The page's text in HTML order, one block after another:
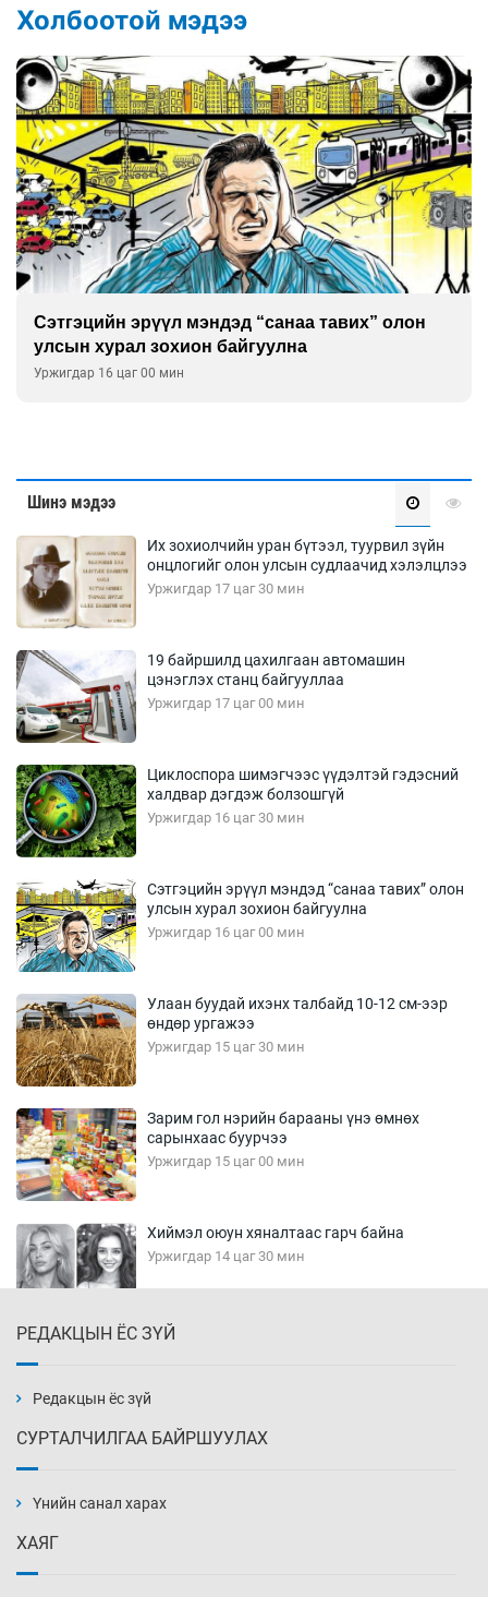
Холбоотой мэдээ
Сэтгэцийн эрүүл мэндэд “санаа тавих” олон
улсын хурал зохион байгуулна
Уржигдар 16 цаг 00 мин
Шинэ мэдээ
Их зохиолчийн уран бүтээл, туурвил зүйн
онцлогийг олон улсын судлаачид хэлэлцлээ
Уржигдар 17 цаг 30 мин
19 байршилд цахилгаан автомашин
цэнэглэх станц байгууллаа
Уржигдар 17 цаг 00 мин
Циклоспора шимэгчээс үүдэлтэй гэдэсний
халдвар дэгдэж болзошгүй
Уржигдар 16 цаг 30 мин
Сэтгэцийн эрүүл мэндэд “санаа тавих” олон
улсын хурал зохион байгуулна
Уржигдар 16 цаг 00 мин
Улаан буудай ихэнх талбайд 10-12 см-ээр
өндөр ургажээ
Уржигдар 15 цаг 30 мин
Зарим гол нэрийн барааны үнэ өмнөх
сарынхаас буурчээ
Уржигдар 15 цаг 00 мин
Хиймэл оюун хяналтаас гарч байна
Уржигдар 14 цаг 30 мин
Уржигдар 14 цаг 00 мин
нэмэгджээ
РЕДАКЦЫН ЁС ЗҮЙ
Редакцын ёс зүй
СУРТАЛЧИЛГАА БАЙРШУУЛАХ
Үнийн санал харах
ХАЯГ